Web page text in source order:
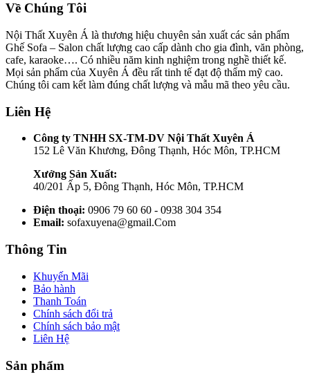
Về Chúng Tôi
Nội Thất Xuyên Á là thương hiệu chuyên sản xuất các sản phẩm
Ghế Sofa – Salon chất lượng cao cấp dành cho gia đình, văn phòng,
cafe, karaoke…. Có nhiều năm kinh nghiệm trong nghề thiết kế.
Mọi sản phẩm của Xuyên Á đều rất tinh tế đạt độ thẩm mỹ cao.
Chúng tôi cam kết làm đúng chất lượng và mẫu mã theo yêu cầu.
Liên Hệ
Công ty TNHH SX-TM-DV Nội Thất Xuyên Á
152 Lê Văn Khương, Đông Thạnh, Hóc Môn, TP.HCM
Xưởng Sản Xuất:
40/201 Ấp 5, Đông Thạnh, Hóc Môn, TP.HCM
Điện thoại: 0906 79 60 60 - 0938 304 354
Email: sofaxuyena@gmail.Com
Thông Tin
Khuyến Mãi
Bảo hành
Thanh Toán
Chính sách đổi trả
Chính sách bảo mật
Liên Hệ
Sản phẩm